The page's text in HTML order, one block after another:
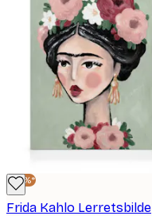
-25%*
Frida Kahlo Lerretsbilde